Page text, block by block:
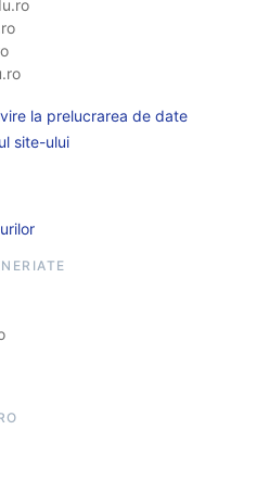
la prelucrarea de date
site-ului